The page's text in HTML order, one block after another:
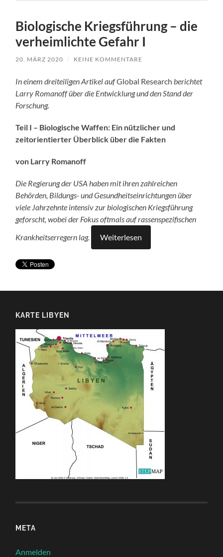
Biologische Kriegsführung – die
verheimlichte Gefahr I
20. MÄRZ 2020 / KEINE KOMMENTARE
In einem dreiteiligen Artikel aufGlobal Research berichtet
Larry Romanoff über die Entwicklung und den Stand der
Forschung.
Teil I – Biologische Waffen: Ein nützlicher und
zeitorientierter Überblick über die Fakten
von Larry Romanoff
Die Regierung der USA haben mit ihren zahlreichen
Behörden, Bildungs- und Gesundheitseinrichtungen über
viele Jahrzehnte intensiv zur biologischen Kriegsführung
geforscht, wobei der Fokus oftmals auf rassenspezifischen
Krankheitserregern lag.
Weiterlesen
KARTE LIBYEN
META
Anmelden